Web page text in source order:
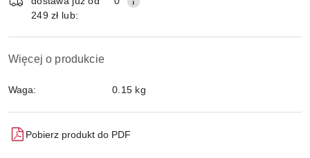
249 zł lub:
Więcej o produkcie
Waga: 0.15 kg
Pobierz produkt do PDF